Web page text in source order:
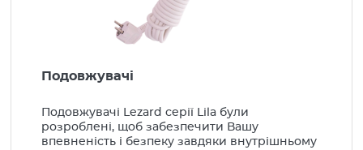
Подовжувачі
Подовжувачі Lezard серії Lila були
розроблені, щоб забезпечити Вашу
впевненість і безпеку завдяки внутрішньому